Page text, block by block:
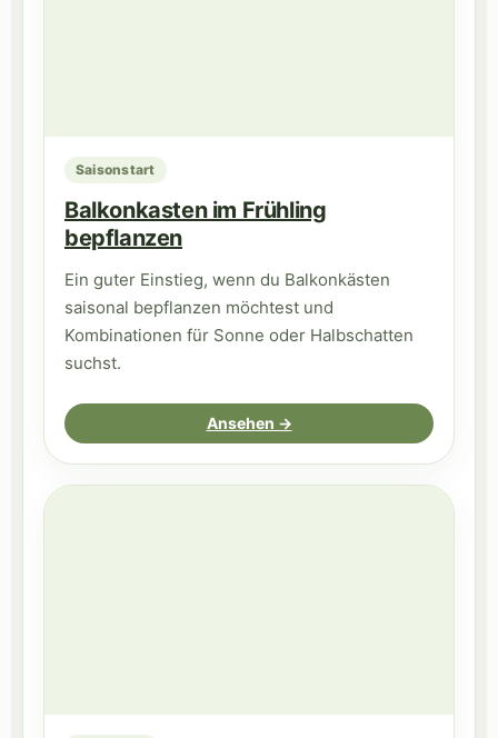
Saisonstart
Balkonkasten im Frühling
bepflanzen
Ein guter Einstieg, wenn du Balkonkästen
saisonal bepflanzen möchtest und
Kombinationen für Sonne oder Halbschatten
suchst.
Ansehen →